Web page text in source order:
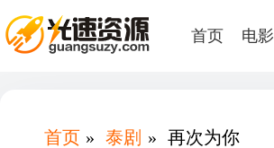
首页 电影
首页 » 泰剧 » 再次为你